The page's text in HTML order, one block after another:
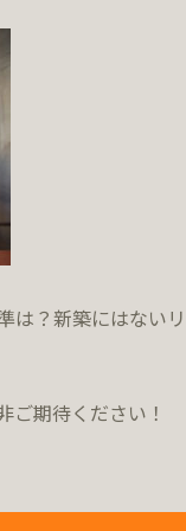
は？新築にはない
ご期待ください！